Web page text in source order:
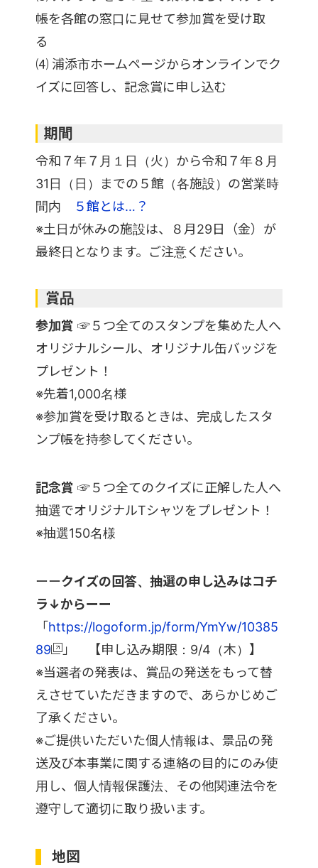
帳を各館の窓口に見せて参加賞を受け取
る
⑷ 浦添市ホームページからオンラインでク
イズに回答し、記念賞に申し込む
期間
令和７年７月１日（火）から令和７年８月
31日（日）までの５館（各施設）の営業時
間内
５館とは…？
※土日が休みの施設は、８月29日（金）が
最終日となります。ご注意ください。
賞品
参加賞 ☞５つ全てのスタンプを集めた人へ
オリジナルシール、オリジナル缶バッジを
プレゼント！
※先着1,000名様
※参加賞を受け取るときは、完成したスタ
ンプ帳を持参してください。
記念賞 ☞５つ全てのクイズに正解した人へ
抽選でオリジナルTシャツをプレゼント！
※抽選150名様
ーークイズの回答、抽選の申し込みはコチ
ラ↓からーー
「 https://logoform.jp/form/YmYw/10385
89
」 【申し込み期限：9/4（木）】
※当選者の発表は、賞品の発送をもって替
えさせていただきますので、あらかじめご
了承ください。
※ご提供いただいた個人情報は、景品の発
送及び本事業に関する連絡の目的にのみ使
用し、個人情報保護法、その他関連法令を
遵守して適切に取り扱います。
地図